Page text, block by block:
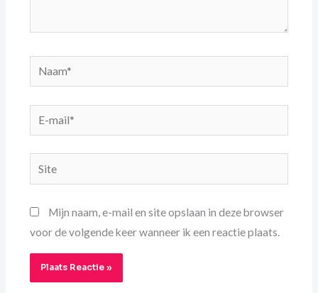
Naam*
E-
mail*
Site
Mijn naam, e-mail en site opslaan in deze browser
voor de volgende keer wanneer ik een reactie plaats.